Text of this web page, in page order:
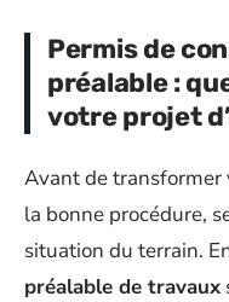
Permis de
préalable :
votre projet
Avant de transformer
la bonne procédure,
situation du terrain.
préalable de travaux